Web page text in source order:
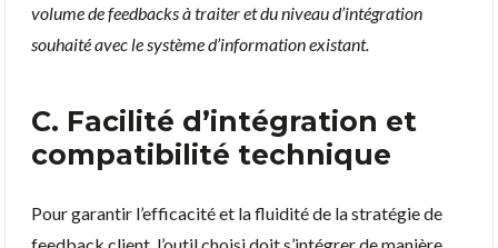
volume de feedbacks à traiter et du niveau d’intégration
souhaité avec le système d’information existant.
C. Facilité d’intégration et
compatibilité technique
Pour garantir l’efficacité et la fluidité de la stratégie de
feedback client, l’outil choisi doit s’intégrer de manière